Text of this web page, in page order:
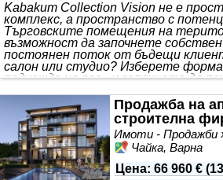
Kabakum Collection Vision не е
комплекс, а пространство с
Търговските помещения на
възможност да започнете
постоянен поток от бъдещи
салон или студио? Изберете
подхожда на вас - и започнете да
силно търсене.
Продажба на
строителна
Имоти -
Чайка, Варна
Цена: 66 960 € (